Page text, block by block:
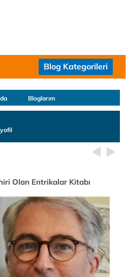
Blog Kategorileri
Bloglarım
Olan Entrikalar Kitabı